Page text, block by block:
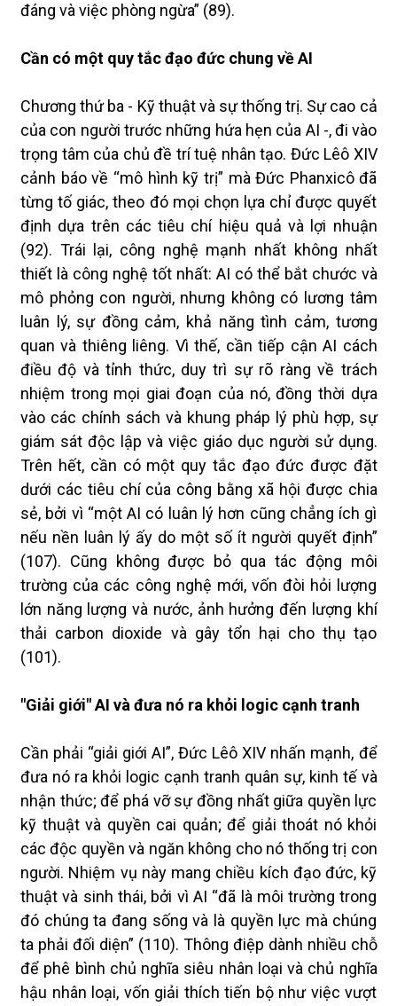
đáng và việc phòng ngừa” (89).
Cần có một quy tắc đạo đức chung về AI
Chương thứ ba - Kỹ thuật và sự thống trị. Sự cao cả
của con người trước những hứa hẹn của AI -, đi vào
trọng tâm của chủ đề trí tuệ nhân tạo. Đức Lêô XIV
cảnh báo về “mô hình kỹ trị” mà Đức Phanxicô đã
từng tố giác, theo đó mọi chọn lựa chỉ được quyết
định dựa trên các tiêu chí hiệu quả và lợi nhuận
(92). Trái lại, công nghệ mạnh nhất không nhất
thiết là công nghệ tốt nhất: AI có thể bắt chước và
mô phỏng con người, nhưng không có lương tâm
luân lý, sự đồng cảm, khả năng tình cảm, tương
quan và thiêng liêng. Vì thế, cần tiếp cận AI cách
điều độ và tỉnh thức, duy trì sự rõ ràng về trách
nhiệm trong mọi giai đoạn của nó, đồng thời dựa
vào các chính sách và khung pháp lý phù hợp, sự
giám sát độc lập và việc giáo dục người sử dụng.
Trên hết, cần có một quy tắc đạo đức được đặt
dưới các tiêu chí của công bằng xã hội được chia
sẻ, bởi vì “một AI có luân lý hơn cũng chẳng ích gì
nếu nền luân lý ấy do một số ít người quyết định”
(107). Cũng không được bỏ qua tác động môi
trường của các công nghệ mới, vốn đòi hỏi lượng
lớn năng lượng và nước, ảnh hưởng đến lượng khí
thải carbon dioxide và gây tổn hại cho thụ tạo
(101).
"Giải giới" AI và đưa nó ra khỏi logic cạnh tranh
Cần phải “giải giới AI”, Đức Lêô XIV nhấn mạnh, để
đưa nó ra khỏi logic cạnh tranh quân sự, kinh tế và
nhận thức; để phá vỡ sự đồng nhất giữa quyền lực
kỹ thuật và quyền cai quản; để giải thoát nó khỏi
các độc quyền và ngăn không cho nó thống trị con
người. Nhiệm vụ này mang chiều kích đạo đức, kỹ
thuật và sinh thái, bởi vì AI “đã là môi trường trong
đó chúng ta đang sống và là quyền lực mà chúng
ta phải đối diện” (110). Thông điệp dành nhiều chỗ
để phê bình chủ nghĩa siêu nhân loại và chủ nghĩa
hậu nhân loại, vốn giải thích tiến bộ như việc vượt